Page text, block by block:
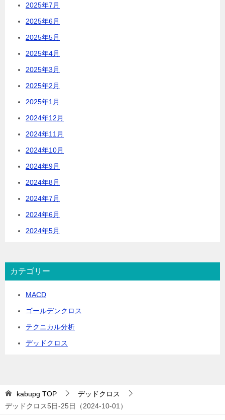
2025年7月
2025年6月
2025年5月
2025年4月
2025年3月
2025年2月
2025年1月
2024年12月
2024年11月
2024年10月
2024年9月
2024年8月
2024年7月
2024年6月
2024年5月
カテゴリー
MACD
ゴールデンクロス
テクニカル分析
デッドクロス
kabupg TOP
デッドクロス
デッドクロス5日-25日（2024-10-01）